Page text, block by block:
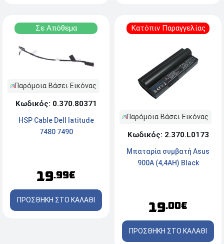
Σε Απόθεμα
Παρόμοια Βάσει Εικόνας
Κωδικός: 0.370.80371
HSP Cable Dell latitude
7480 7490
19.99€
ΠΡΟΣΘΗΚΗ ΣΤΟ ΚΑΛΑΘΙ
Κατόπιν Παραγγελίας
Παρόμοια Βάσει Εικόνας
Κωδικός: 2.370.L0173
Μπαταρία συμβατή Asus
900A (4,4AH) Black
19.00€
ΠΡΟΣΘΗΚΗ ΣΤΟ ΚΑΛΑΘΙ